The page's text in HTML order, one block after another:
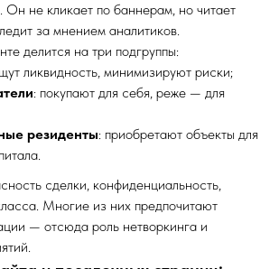
Он не кликает по баннерам, но читает
за мнением аналитиков.
делится на три подгруппы:
ликвидность, минимизируют риски;
: покупают для себя, реже — для
резиденты: приобретают объекты для
сделки, конфиденциальность,
Многие из них предпочитают
— отсюда роль нетворкинга и